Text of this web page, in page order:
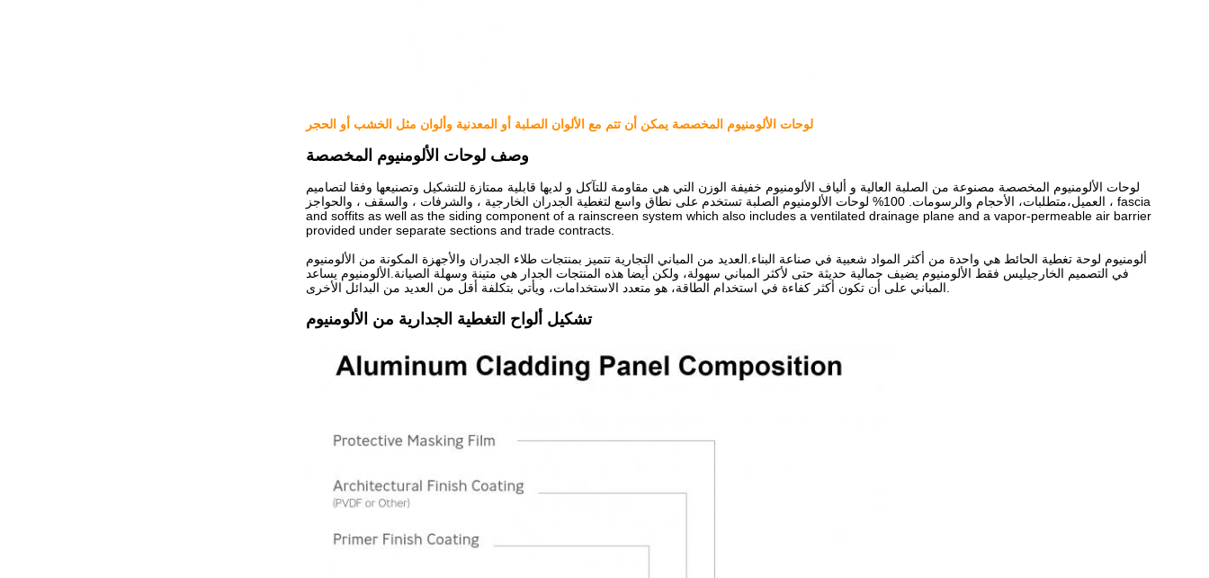
لوحات الألومنيوم المخصصة يمكن أن تتم مع الألوان الصلبة أو المعدنية وألوان مثل الخشب أو الحجر
وصف لوحات الألومنيوم المخصصة
لوحات الألومنيوم المخصصة مصنوعة من الصلبة العالية و ألياف الألومنيوم خفيفة الوزن التي هي مقاومة للتآكل و لديها قابلية ممتازة للتشكيل وتصنيعها وفقا لتصاميم
العميل،متطلبات، الأحجام والرسومات. 100% لوحات الألومنيوم الصلبة تستخدم على نطاق واسع لتغطية الجدران الخارجية ، والشرفات ، والسقف ، والحواجز ، fascia
and soffits as well as the siding component of a rainscreen system which also includes a ventilated drainage plane and a vapor-permeable air barrier
provided under separate sections and trade contracts.
ألومنيوم لوحة تغطية الحائط هي واحدة من أكثر المواد شعبية في صناعة البناء.العديد من المباني التجارية تتميز بمنتجات طلاء الجدران والأجهزة المكونة من الألومنيوم
في التصميم الخارجيليس فقط الألومنيوم يضيف جمالية حديثة حتى لأكثر المباني سهولة، ولكن أيضا هذه المنتجات الجدار هي متينة وسهلة الصيانة.الألومنيوم يساعد
تشكيل ألواح التغطية الجدارية من الألومنيوم